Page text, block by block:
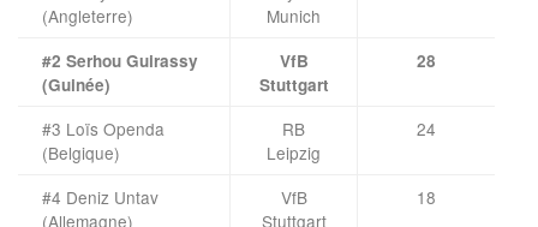
(Angleterre)
Munich
#2 Serhou Guirassy
(Guinée)
VfB
Stuttgart
28
#3 Loïs Openda
(Belgique)
RB
Leipzig
24
#4 Deniz Untav
(Allemagne)
VfB
Stuttgart
18